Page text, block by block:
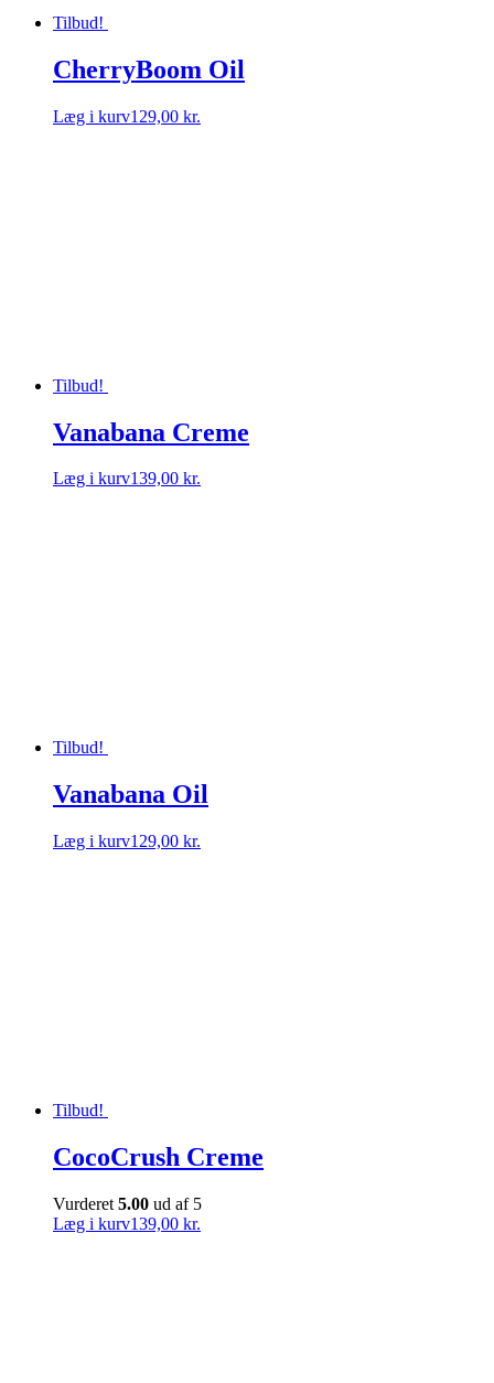
Tilbud!
CherryBoom Oil
Læg i kurv129,00 kr.
Tilbud!
Vanabana Creme
Læg i kurv139,00 kr.
Tilbud!
Vanabana Oil
Læg i kurv129,00 kr.
Tilbud!
CocoCrush Creme
Vurderet 5.00 ud af 5
Læg i kurv139,00 kr.